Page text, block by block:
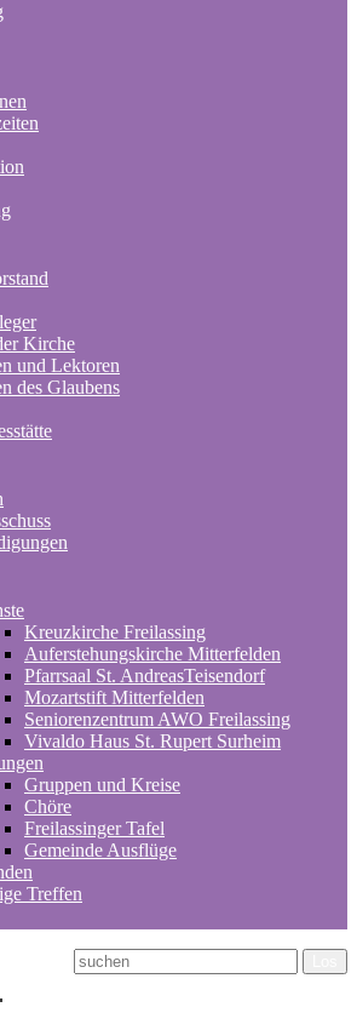
Kirche
und Lektoren
des Glaubens
Kreuzkirche Freilassing
Auferstehungskirche Mitterfelden
Pfarrsaal St. AndreasTeisendorf
Mozartstift Mitterfelden
Seniorenzentrum AWO Freilassing
Vivaldo Haus St. Rupert Surheim
Gruppen und Kreise
Chöre
Freilassinger Tafel
Gemeinde Ausflüge
Treffen